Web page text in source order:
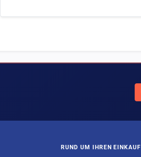
RUND UM IHREN EINKAUF